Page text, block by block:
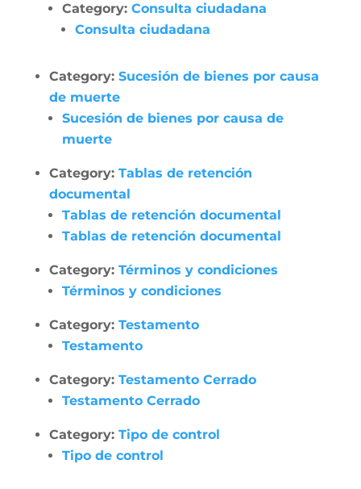
Category: Consulta ciudadana
Consulta ciudadana
Category: Sucesión de bienes por causa
de muerte
Sucesión de bienes por causa de
muerte
Category: Tablas de retención
documental
Tablas de retención documental
Tablas de retención documental
Category: Términos y condiciones
Términos y condiciones
Category: Testamento
Testamento
Category: Testamento Cerrado
Testamento Cerrado
Category: Tipo de control
Tipo de control